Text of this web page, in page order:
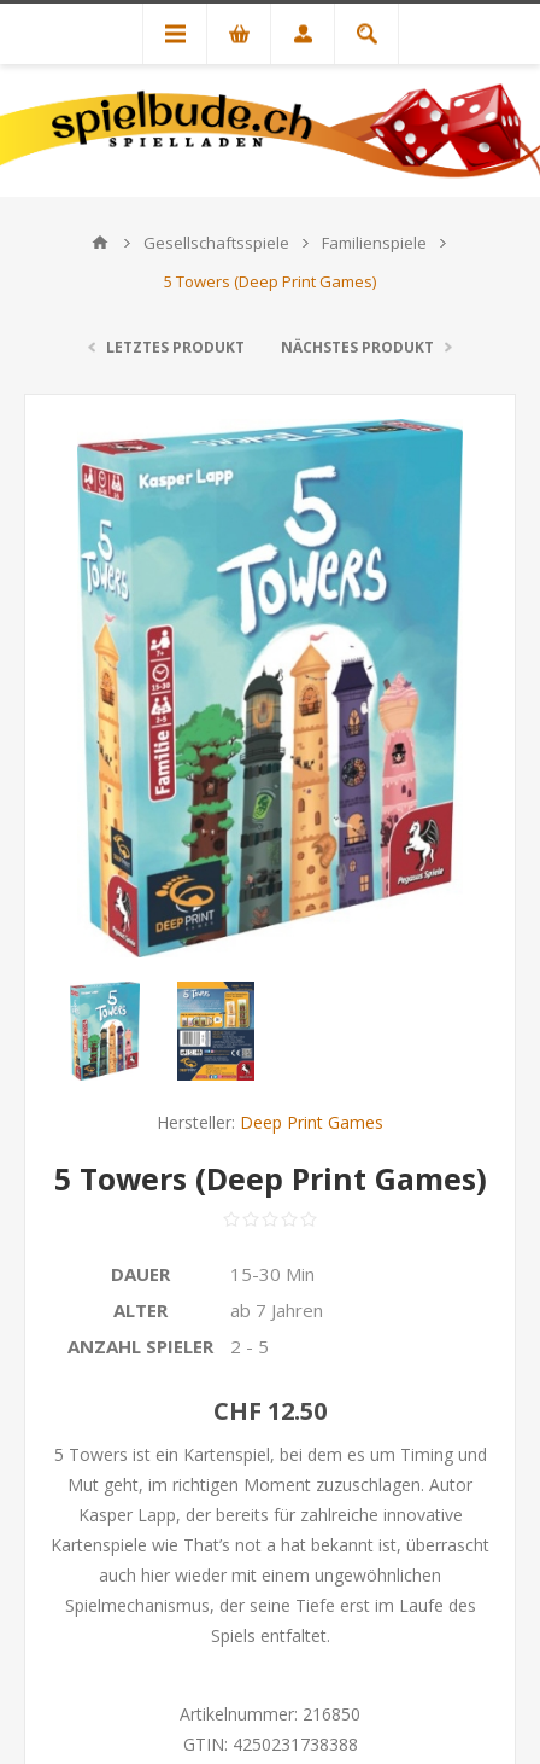
Gesellschaftsspiele
Familienspiele
5 Towers (Deep Print Games)
LETZTES PRODUKT NÄCHSTES PRODUKT
Hersteller: Deep Print Games
5 Towers (Deep Print Games)
DAUER
15-30 Min
ALTER
ab 7 Jahren
ANZAHL SPIELER
2 - 5
CHF 12.50
5 Towers ist ein Kartenspiel, bei dem es um Timing und
Mut geht, im richtigen Moment zuzuschlagen. Autor
Kasper Lapp, der bereits für zahlreiche innovative
Kartenspiele wie That’s not a hat bekannt ist, überrascht
auch hier wieder mit einem ungewöhnlichen
Spielmechanismus, der seine Tiefe erst im Laufe des
Spiels entfaltet.
Artikelnummer: 216850
GTIN: 4250231738388